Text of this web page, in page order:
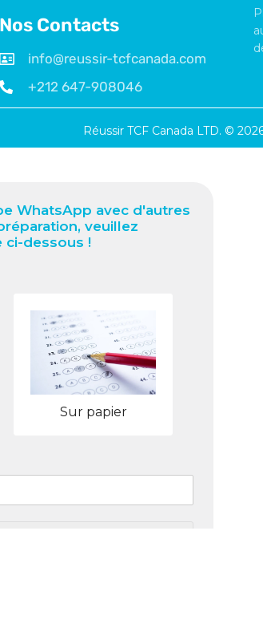
Nos Contacts
info@reussir-tcfcanada.com
+212 647-908046
Réussir TCF Canada LTD. ©
WhatsApp avec d'autres
veuillez
dessous !
Sur papier